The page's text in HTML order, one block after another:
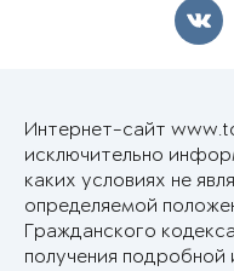
Интернет-сайт
исключительно
каких условиях не
определяемой
Гражданского
получения